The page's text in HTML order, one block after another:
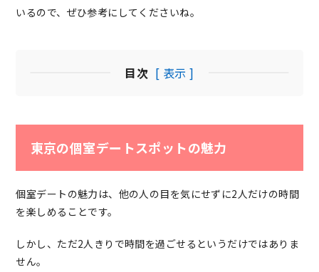
いるので、ぜひ参考にしてくださいね。
目次 [ 表示 ]
東京の個室デートスポットの魅力
個室デートの魅力は、他の人の目を気にせずに2人だけの時間
を楽しめることです。
しかし、ただ2人きりで時間を過ごせるというだけではありま
せん。